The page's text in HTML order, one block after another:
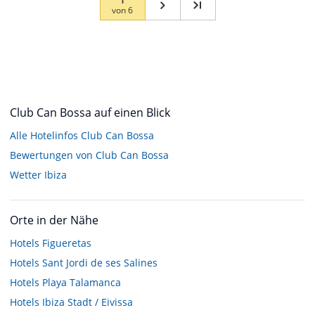
von6
Club Can Bossa auf einen Blick
Alle Hotelinfos Club Can Bossa
Bewertungen von Club Can Bossa
Wetter Ibiza
Orte in der Nähe
Hotels Figueretas
Hotels Sant Jordi de ses Salines
Hotels Playa Talamanca
Hotels Ibiza Stadt / Eivissa